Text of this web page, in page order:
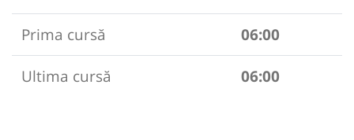
Prima cursă
06:00
Ultima cursă
06:00